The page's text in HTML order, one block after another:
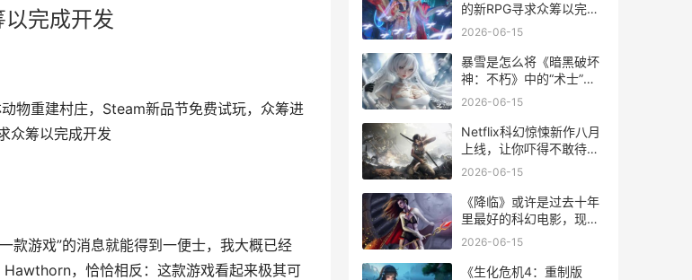
完成开发
物重建村庄，Steam新品节免费试玩，众筹进
众筹以完成开发
款游戏”的消息就能得到一便士，我大概已经
，恰恰相反：这款游戏看起来极其可
的新RPG寻求众筹以完成
开发
2026-06-15
暴雪是怎么将《暗黑破坏
神：不朽》中的“术士”打
造为该作最黑暗职业的 暴
2026-06-15
Netflix科幻惊悚新作八月
上线，让你吓得不敢待在
家里 netflix惊悚电视剧
2026-06-15
《降临》或许是过去十年
里最好的科幻电影，现可
在 Pluto TV 不收费观
2026-06-15
《生化危机4：重制版